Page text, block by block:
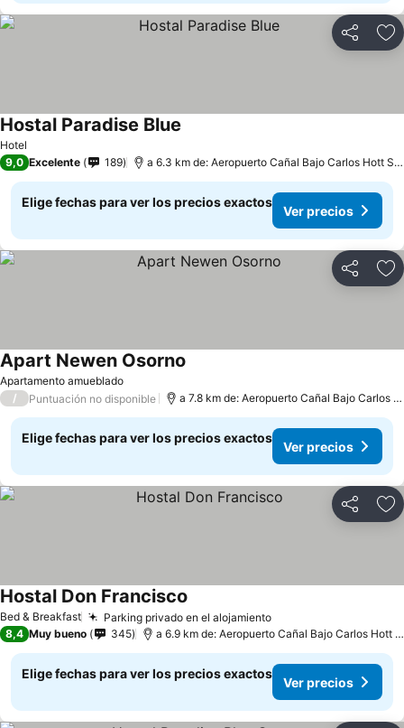
Compartir
Hotel
Hostal Paradise Blue
9,0 Excelente 189 a 6.3 km de: Aeropuerto Cañal Bajo Carlos Hott Siebert
Elige fechas para ver los precios exactos
Ver precios
Compartir
Apartamento amueblado
Apart Newen Osorno
/ Puntuación no disponible a 7.8 km de: Aeropuerto Cañal Bajo Carlos Hott Siebert
Elige fechas para ver los precios exactos
Ver precios
Compartir
Bed & Breakfast Parking privado en el alojamiento
Hostal Don Francisco
8,4 Muy bueno 345 a 6.9 km de: Aeropuerto Cañal Bajo Carlos Hott Siebert
Elige fechas para ver los precios exactos
Ver precios